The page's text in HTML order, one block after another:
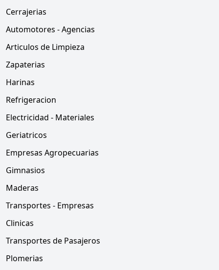
Cerrajerias
Automotores - Agencias
Articulos de Limpieza
Zapaterias
Harinas
Refrigeracion
Electricidad - Materiales
Geriatricos
Empresas Agropecuarias
Gimnasios
Maderas
Transportes - Empresas
Clinicas
Transportes de Pasajeros
Plomerias